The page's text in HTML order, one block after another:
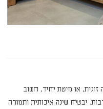
או מיטת יחיד, חשוב
יבטיח שינה איכותית ותמורה